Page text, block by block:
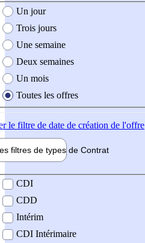
création de l'offre
Un jour
Trois jours
Une semaine
Deux semaines
Un mois
Toutes les offres
le filtre de date de création de l'offre
filtres de types de Contrat
contrat
CDI
CDD
Intérim
CDI Intérimaire